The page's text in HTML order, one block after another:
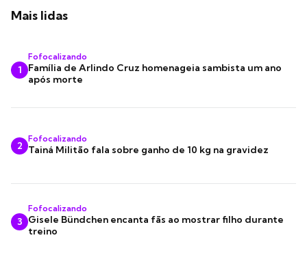
Mais lidas
1
Fofocalizando
Família de Arlindo Cruz homenageia sambista um ano
após morte
2
Fofocalizando
Tainá Militão fala sobre ganho de 10 kg na gravidez
3
Fofocalizando
Gisele Bündchen encanta fãs ao mostrar filho durante
treino